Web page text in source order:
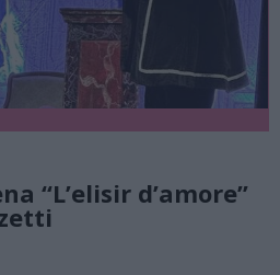
“L’elisir d’amore”